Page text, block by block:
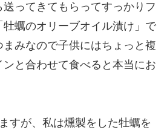
ってきてもらってすっかりフ
牡蠣のオリーブオイル漬け」で
みなので子供にはちょっと複
と合わせて食べると本当にお
すが、私は燻製をした牡蠣を